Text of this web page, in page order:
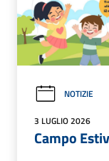
NOTIZIE
3 LUGLIO 2026
Campo